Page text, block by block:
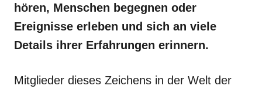
hören, Menschen begegnen oder
Ereignisse erleben und sich an viele
Details ihrer Erfahrungen erinnern.
Mitglieder dieses Zeichens in der Welt der